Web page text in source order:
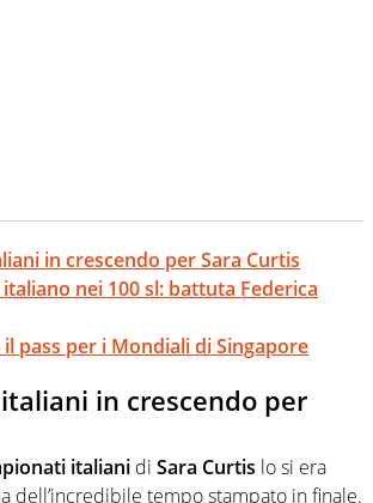
in crescendo per Sara Curtis
nei 100 sl: battuta Federica
pass per i Mondiali di Singapore
in crescendo per
italiani di Sara Curtis lo si era
dell’incredibile tempo stampato in finale.